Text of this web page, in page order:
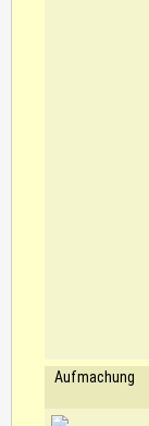
Aufmachung